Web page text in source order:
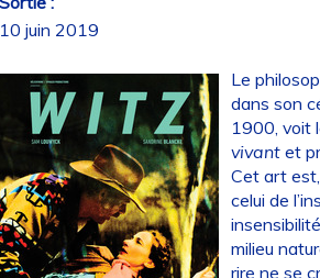
juin 2019
Le
dans son
1900, voit
vivantet
Cet art
celui de
milieu
rire ne se